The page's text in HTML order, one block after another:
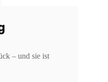
– und sie ist